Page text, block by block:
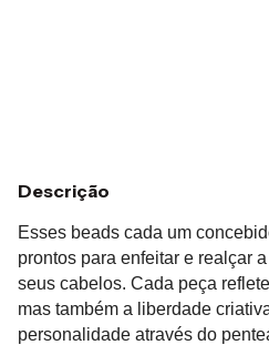
Descrição
Esses beads cada um
prontos para enfeitar e realçar
seus cabelos. Cada peça
mas também a liberdade
personalidade através do